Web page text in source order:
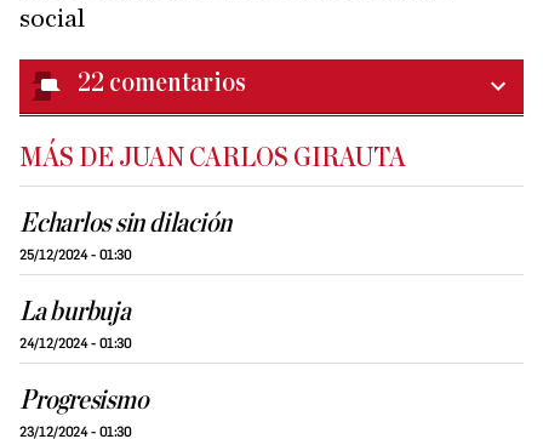
social
22 comentarios
MÁS DE JUAN CARLOS GIRAUTA
Echarlos sin dilación
25/12/2024 - 01:30
La burbuja
24/12/2024 - 01:30
Progresismo
23/12/2024 - 01:30